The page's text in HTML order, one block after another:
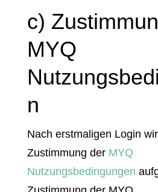
c)
MYQ
n
Nach erstmaligen Login
Zustimmung der MYQ
Nutzungsbedingungen